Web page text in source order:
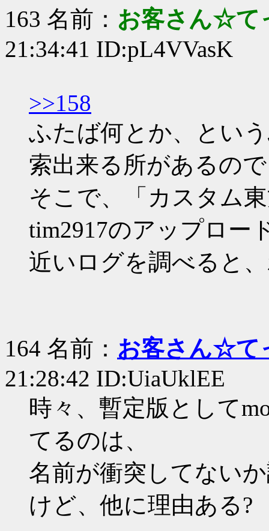
163 名前： お客さん☆て
21:34:41 ID:pL4VVasK
>>158
ふたば何とか、とい
索出来る所があるので
そこで、「カスタム
tim2917のアップロー
近いログを調べると
164 名前： お客さん☆て
21:28:42 ID:UiaUklEE
時々、暫定版として
てるのは、
名前が衝突してない
けど、他に理由ある?